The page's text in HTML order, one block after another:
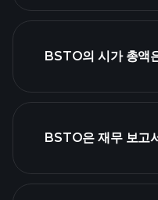
BSTO의 시가 총액
BSTO은 재무 보고